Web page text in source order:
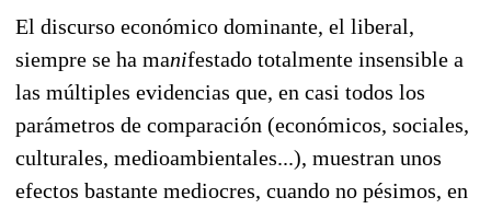
El discurso económico dominante, el liberal,
siempre se ha manifestado totalmente insensible a
las múltiples evidencias que, en casi todos los
parámetros de comparación (económicos, sociales,
culturales, medioambientales...), muestran unos
efectos bastante mediocres, cuando no pésimos, en